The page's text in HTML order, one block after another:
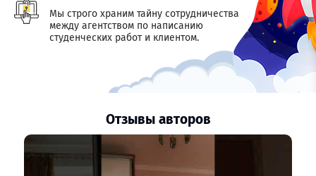
Мы строго храним тайну сотрудничества
между агентством по написанию
студенческих работ и клиентом.
Отзывы авторов